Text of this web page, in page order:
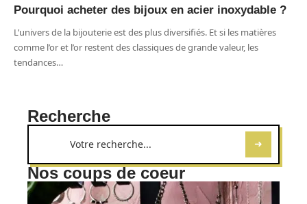
Pourquoi acheter des bijoux en acier inoxydable ?
L’univers de la bijouterie est des plus diversifiés. Et si les matières
comme l’or et l’or restent des classiques de grande valeur, les
tendances…
Recherche
Nos coups de coeur